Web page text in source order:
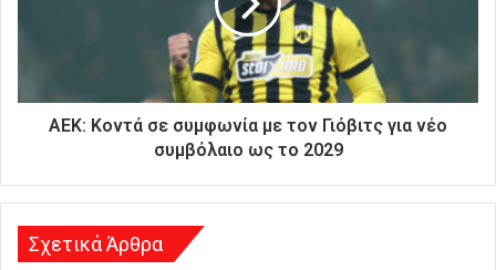
η
ΑΕΚ: Κοντά σε συμφωνία με τον Γιόβιτς για νέο
συμβόλαιο ως το 2029
Σχετικά Άρθρα